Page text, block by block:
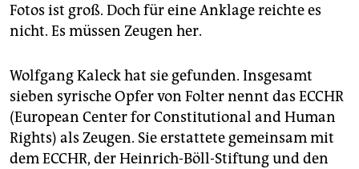
epaper login
Fotos ist groß. Doch für eine Anklage reichte es
nicht. Es müssen Zeugen her.
Wolfgang Kaleck hat sie gefunden. Insgesamt
sieben syrische Opfer von Folter nennt das ECCHR
(European Center for Constitutional and Human
Rights) als Zeugen. Sie erstattete gemeinsam mit
dem ECCHR, der Heinrich-Böll-Stiftung und den